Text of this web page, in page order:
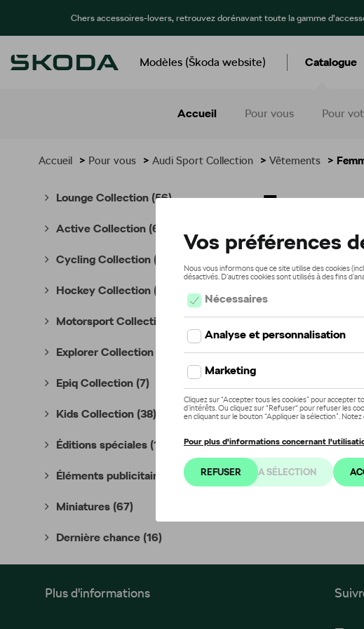
Chers accessoires-lovers, retrouvez dorénavant toute la gamme
Modèles (Škoda website) Catalogue
Accueil Pour vous Pour
Accueil > Pour vous > Audi Sport Collection > Vêtements >
Lounge Collection (56)
Active Collection (66)
Cycling Collection (49)
Hockey Collection (7)
Motorsport Collection (35)
Explorer Collection
Epiq Collection (7)
Kids Collection (38)
Éditions spéciales (18)
Éléments publicitaires (7)
Miniatures (67)
Dernière chance (16)
Femmes
Plus d'informations